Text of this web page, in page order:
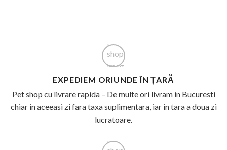
EXPEDIEM ORIUNDE ÎN ȚARĂ
Pet shop cu livrare rapida – De multe ori livram in Bucuresti
chiar in aceeasi zi fara taxa suplimentara, iar in tara a doua zi
lucratoare.